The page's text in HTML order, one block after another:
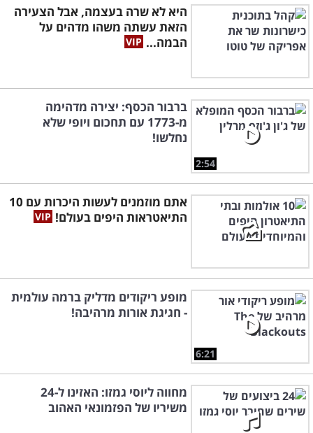
היא לא שרה בעצמה, אבל הצעירה
הזאת עשתה משהו מדהים על
הבמה...
2:54
ברבור הכסף: יצירה מדהימה
מ-1773 עם תחכום ויופי שלא
נחלשו!
אתם מוזמנים לעשות היכרות עם 10
התיאטראות היפים בעולם!
6:21
מופע ריקודים מדליק ברמה עולמית
- חגיגת אורות מרהיבה!
מחווה ליוסי גמזו: האזינו ל-24
משיריו של הפזמונאי האהוב